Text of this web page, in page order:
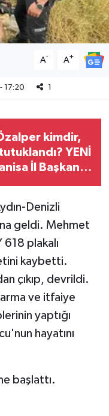
A- A+
17:20 1
kimdir,
YENİ
İl Başkanı
Denizli
geldi. Mehmet
618 plakalı
kaybetti.
çıkıp, devrildi.
ve itfaiye
yaptığı
hayatını
başlattı.